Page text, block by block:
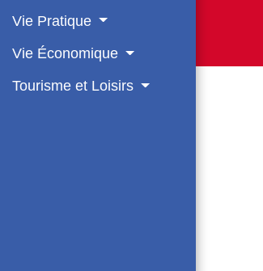
Vie Pratique
Vie Économique
Tourisme et Loisirs